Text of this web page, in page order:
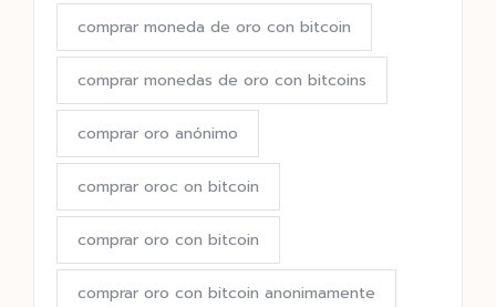
comprar moneda de oro con bitcoin
comprar monedas de oro con bitcoins
comprar oro anónimo
comprar oroc on bitcoin
comprar oro con bitcoin
comprar oro con bitcoin anonimamente